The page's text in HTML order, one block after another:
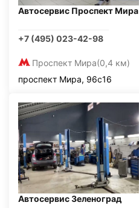
Автосервис Проспект Мира
+7 (495) 023-42-98
Проспект Мира(0,4 км)
проспект Мира, 96с16
Автосервис Зеленоград